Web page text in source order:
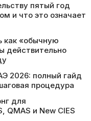
пятый год
и что это означает
как «обычную
действительно
2026: полный гайд
процедура
для
QMAS и New CIES